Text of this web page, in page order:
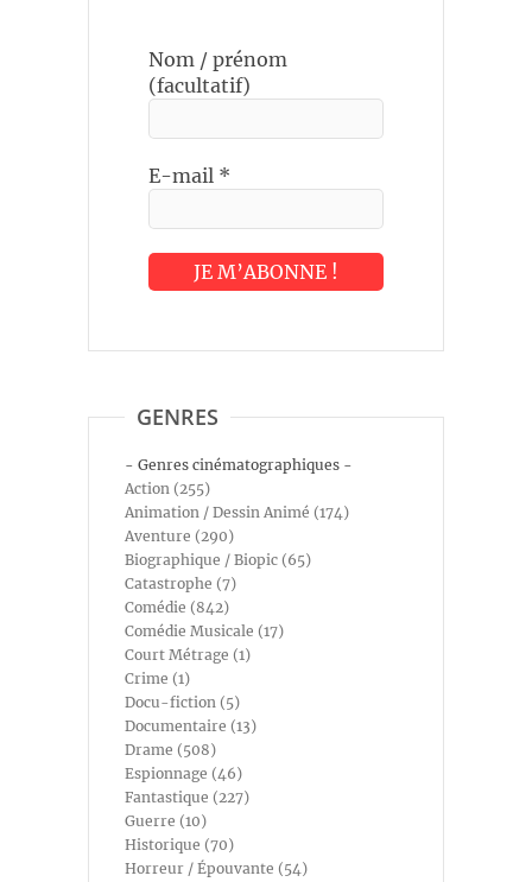
Nom / prénom
(facultatif)
E-mail *
GENRES
- Genres cinématographiques -
Action (255)
Animation / Dessin Animé (174)
Aventure (290)
Biographique / Biopic (65)
Catastrophe (7)
Comédie (842)
Comédie Musicale (17)
Court Métrage (1)
Crime (1)
Docu-fiction (5)
Documentaire (13)
Drame (508)
Espionnage (46)
Fantastique (227)
Guerre (10)
Historique (70)
Horreur / Épouvante (54)